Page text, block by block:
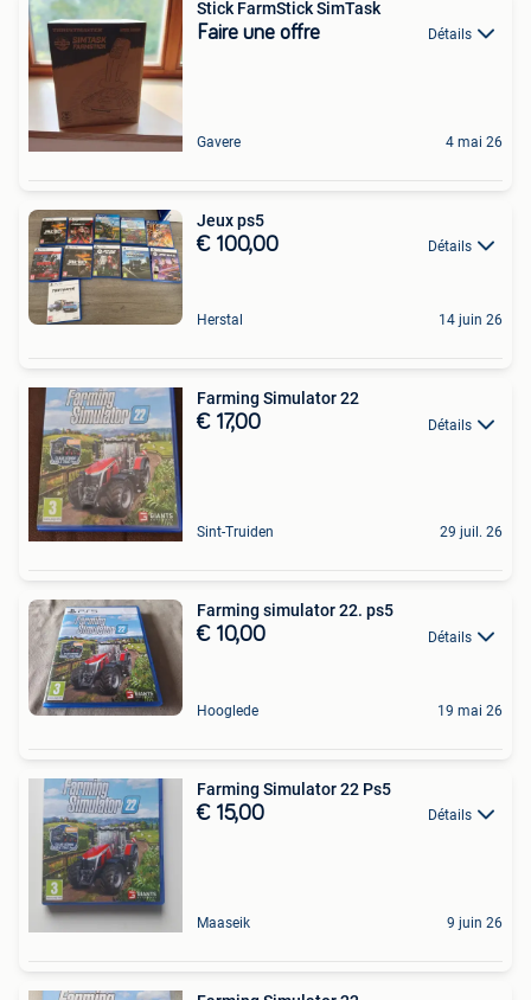
Stick FarmStick SimTask
Faire une offre Détails
Gavere 4 mai 26
Jeux ps5
€ 100,00 Détails
Herstal 14 juin 26
Farming Simulator 22
€ 17,00 Détails
Sint-Truiden 29 juil. 26
Farming simulator 22. ps5
€ 10,00 Détails
Hooglede 19 mai 26
Farming Simulator 22 Ps5
€ 15,00 Détails
Maaseik 9 juin 26